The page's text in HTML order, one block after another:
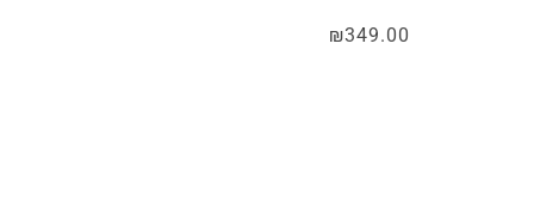
₪349.00